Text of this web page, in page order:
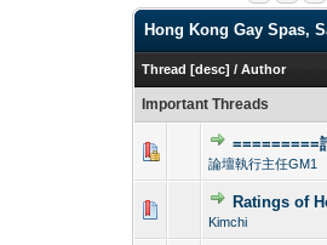
Hong Kong Gay Spas,
Thread [desc] /Author
Important Threads
=========
論壇執行主任GM1
Ratings of
Kimchi